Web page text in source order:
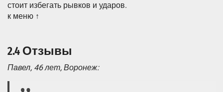
стоит избегать рывков и ударов.
к меню ↑
2.4 Отзывы
Павел, 46 лет, Воронеж: